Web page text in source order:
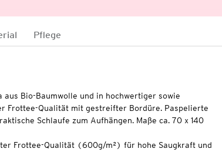
Pflege
aus Bio-Baumwolle und in hochwertiger sowie
Frottee-Qualität mit gestreifter Bordüre. Paspelierte
Schlaufe zum Aufhängen. Maße ca. 70 x 140
Frottee-Qualität (600g/m²) für hohe Saugkraft und